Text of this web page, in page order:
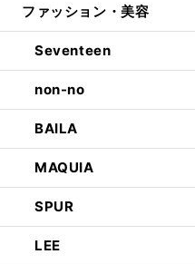
ファッション・美容
Seventeen
non-no
BAILA
MAQUIA
SPUR
LEE